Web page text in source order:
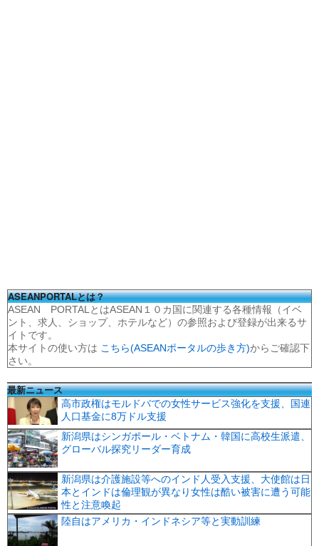
ASEANPORTALとは？
ASEAN PORTALとはASEAN１０カ国に関連する各種情報（イベ
ント、求人、ショップ、ホテルなど）の参照および登録が出来るサ
イトです。
本サイトの使い方は こちら(ASEANポータルの歩き方)からご確認下
さい。
最新ニュース
高市政権はモルドバでの女性サービス強化を支援、国連
人口基金に8万ドル支援
新潟県はシンガポール・ベトナム・韓国に高校生派遣、
グローバル探究リーダー育成
新潟県は介護施設等へのインド人受入支援、大使館は日
本とインドは倫理観が異なり女性は酷い被害に遭う可能
性と注意喚起
陸自はアメリカ・インドネシア等と実動訓練